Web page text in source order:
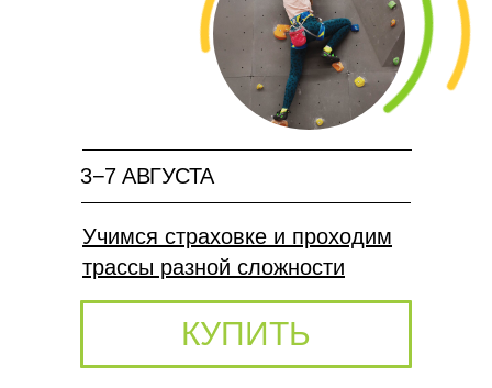
3−7 АВГУСТА
Учимся страховке и проходим
трассы разной сложности
КУПИТЬ